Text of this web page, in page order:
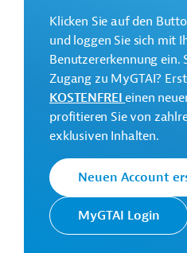
finden Sie auf derWebseite
GTAI informiert über die AFD
Regularien und praktische
Geschäftsanbahnung.
Gesamtkosten:
14,4 Millionen Euro
Geberbeitrag:
5 Millionen Euro (Zuschuss)
Kontaktadressen
Klicken Sie auf den
und loggen Sie sich mit
Benutzererkennung ein.
Zugang zu MyGTAI?
KOSTENFREIeinen
profitieren Sie von
exklusiven Inhalten.
Neuen Account
MyGTAI Login